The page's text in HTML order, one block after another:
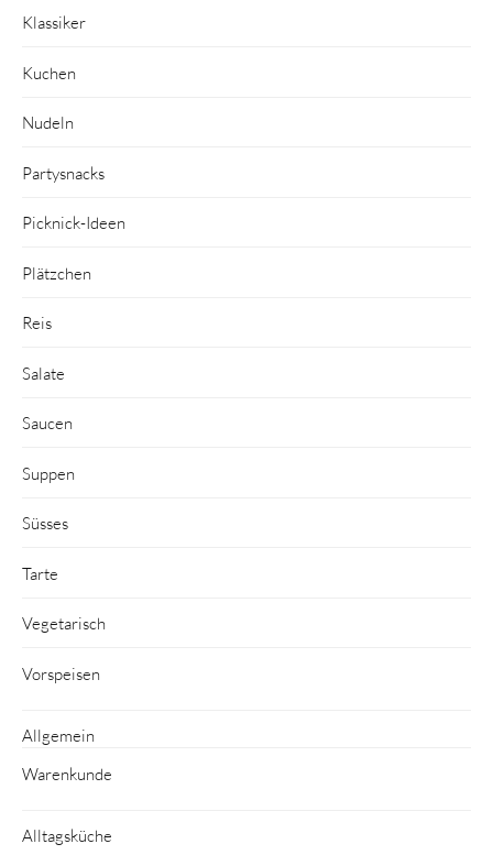
Klassiker
Kuchen
Nudeln
Partysnacks
Picknick-Ideen
Plätzchen
Reis
Salate
Saucen
Suppen
Süsses
Tarte
Vegetarisch
Vorspeisen
Allgemein
Warenkunde
Alltagsküche